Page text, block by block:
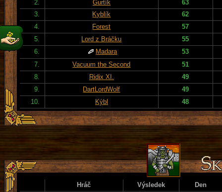
2.
Gurtík
63
3.
Kyblík
62
4.
Forest
57
5.
Lord z Bráčku
55
6.
Madara
53
7.
Vacuum the Second
51
8.
Ridix XI.
49
9.
DartLordWolf
49
10.
Kýbl 48
Hráč Výsledek
Den